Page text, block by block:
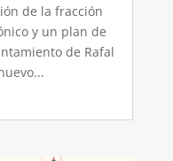
de la fracción
y un plan de
de Rafal